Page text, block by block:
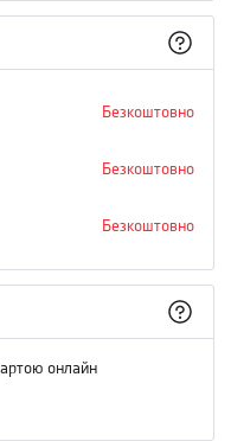
Безкоштовно
Безкоштовно
Безкоштовно
онлайн